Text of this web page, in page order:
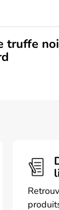
truffe